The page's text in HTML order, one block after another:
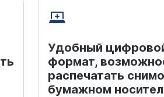
Удобный
формат,
распечатать
бумажном